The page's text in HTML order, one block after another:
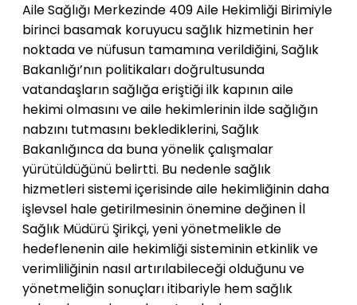
Aile Sağlığı Merkezinde 409 Aile Hekimliği Birimiyle
birinci basamak koruyucu sağlık hizmetinin her
noktada ve nüfusun tamamına verildiğini, Sağlık
Bakanlığı’nın politikaları doğrultusunda
vatandaşların sağlığa eriştiği ilk kapının aile
hekimi olmasını ve aile hekimlerinin ilde sağlığın
nabzını tutmasını beklediklerini, Sağlık
Bakanlığınca da buna yönelik çalışmalar
yürütüldüğünü belirtti. Bu nedenle sağlık
hizmetleri sistemi içerisinde aile hekimliğinin daha
işlevsel hale getirilmesinin önemine değinen İl
Sağlık Müdürü Şirikçi, yeni yönetmelikle de
hedeflenenin aile hekimliği sisteminin etkinlik ve
verimliliğinin nasıl artırılabileceği olduğunu ve
yönetmeliğin sonuçları itibariyle hem sağlık